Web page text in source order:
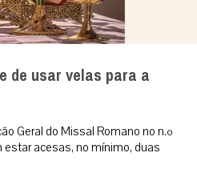
de usar velas para a
Geral do Missal Romano no n.º
estar acesas, no mínimo, duas